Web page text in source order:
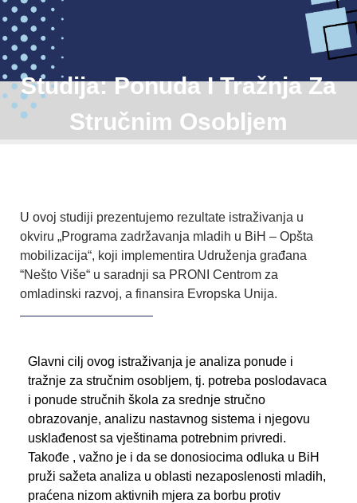
Studija: Ponuda I Tražnja Za
Stručnim Osobljem
U ovoj studiji prezentujemo rezultate istraživanja u
okviru „Programa zadržavanja mladih u BiH – Opšta
mobilizacija“, koji implementira Udruženja građana
“Nešto Više“ u saradnji sa PRONI Centrom za
omladinski razvoj, a finansira Evropska Unija.
Glavni cilj ovog istraživanja je analiza ponude i
tražnje za stručnim osobljem, tj. potreba poslodavaca
i ponude stručnih škola za srednje stručno
obrazovanje, analizu nastavnog sistema i njegovu
usklađenost sa vještinama potrebnim privredi.
Takođe , važno je i da se donosiocima odluka u BiH
pruži sažeta analiza u oblasti nezaposlenosti mladih,
praćena nizom aktivnih mjera za borbu protiv